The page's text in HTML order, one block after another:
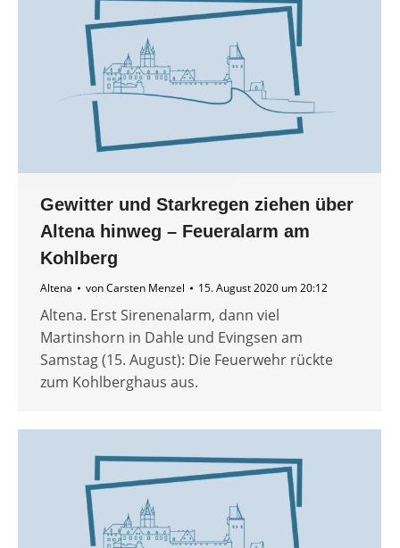
Gewitter und Starkregen ziehen über
Altena hinweg – Feueralarm am
Kohlberg
Altena vonCarsten Menzel 15. August 2020 um 20:12
Altena. Erst Sirenenalarm, dann viel
Martinshorn in Dahle und Evingsen am
Samstag (15. August): Die Feuerwehr rückte
zum Kohlberghaus aus.